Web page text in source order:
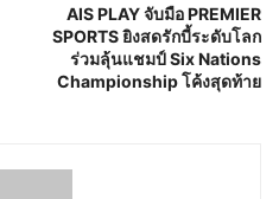
AIS PLAY จับมือ PREMIER
SPORTS ยิงสดรักบี้ระดับโลก
ร่วมลุ้นแชมป์ Six Nations
Championship โค้งสุดท้าย